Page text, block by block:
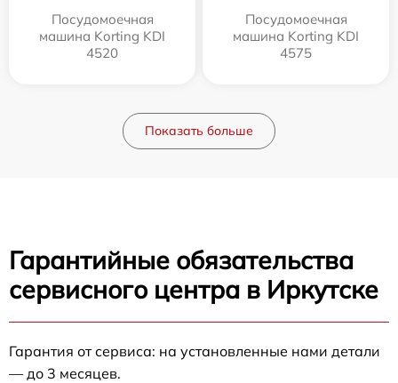
Посудомоечная
машина Korting KDI
4520
Посудомоечная
машина Korting KDI
4575
Показать больше
Гарантийные обязательства
сервисного центра в Иркутске
Гарантия от сервиса: на установленные нами детали
— до 3 месяцев.